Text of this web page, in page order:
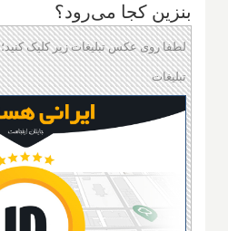
بنزین کجا می‌رود؟
لطفا روی عکس تبلیغات زیر کلیک
تبلیغات